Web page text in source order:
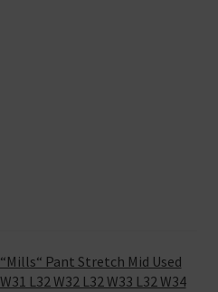
Pant Stretch Mid Used
L32 W32 L32 W33 L32 W34